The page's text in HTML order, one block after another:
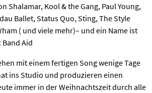
Shalamar, Kool & the Gang, Paul Young,
Ballet, Status Quo, Sting, The Style
( und viele mehr)– und ein Name ist
Aid
mit einem fertigen Song wenige Tage
ins Studio und produzieren einen
immer in der Weihnachtszeit durch alle